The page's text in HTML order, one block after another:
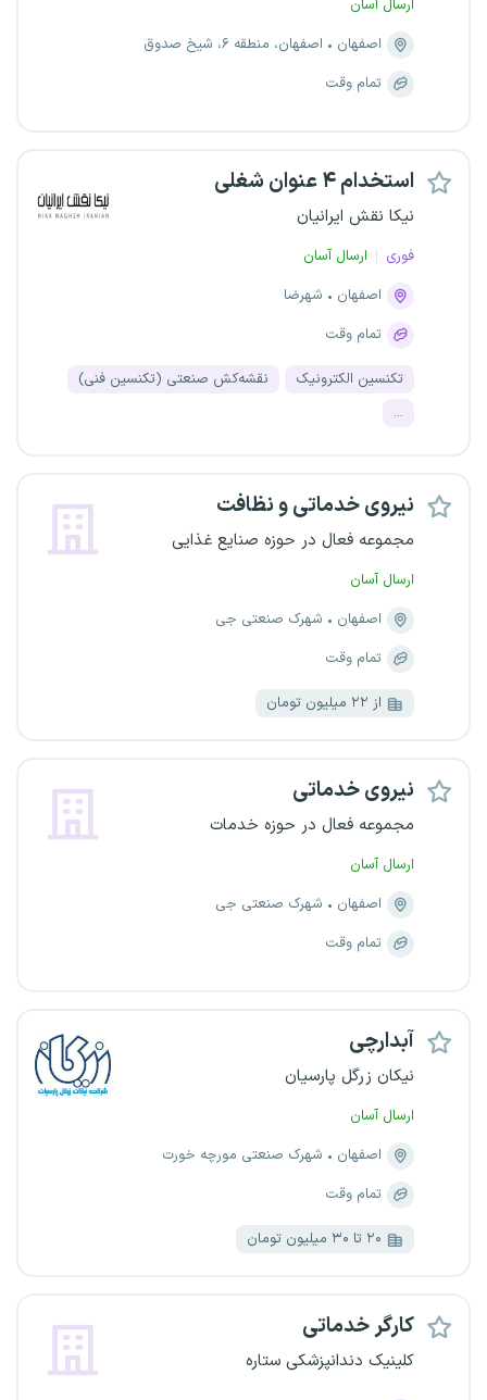
ارسال آسان
اصفهان
اصفهان، منطقه ۶، شیخ صدوق
تمام وقت
استخدام ۴ عنوان شغلی
نیکا نقش ایرانیان
فوری
ارسال آسان
اصفهان
شهرضا
تمام وقت
تکنسین الکترونیک
نقشه‌کش صنعتی (تکنسین فنی)
...
نیروی خدماتی و نظافت
مجموعه فعال در حوزه صنایع غذایی
ارسال آسان
اصفهان
شهرک صنعتی جی
تمام وقت
از ۲۲ میلیون تومان
نیروی خدماتی
مجموعه فعال در حوزه خدمات
ارسال آسان
اصفهان
شهرک صنعتی جی
تمام وقت
آبدارچی
نیکان زرگل پارسیان
ارسال آسان
اصفهان
شهرک صنعتی مورچه خورت
تمام وقت
۲۰ تا ۳۰ میلیون تومان
کارگر خدماتی
کلینیک دندانپزشکی ستاره